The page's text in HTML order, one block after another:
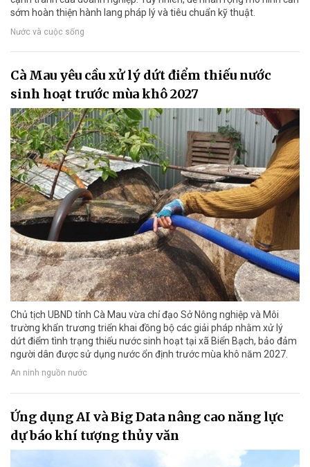
sớm hoàn thiện hành lang pháp lý và tiêu chuẩn kỹ thuật.
Nước và cuộc sống
Cà Mau yêu cầu xử lý dứt điểm thiếu nước
sinh hoạt trước mùa khô 2027
Chủ tịch UBND tỉnh Cà Mau vừa chỉ đạo Sở Nông nghiệp và Môi
trường khẩn trương triển khai đồng bộ các giải pháp nhằm xử lý
dứt điểm tình trạng thiếu nước sinh hoạt tại xã Biển Bạch, bảo đảm
người dân được sử dụng nước ổn định trước mùa khô năm 2027.
An ninh nguồn nước
Ứng dụng AI và Big Data nâng cao năng lực
dự báo khí tượng thủy văn